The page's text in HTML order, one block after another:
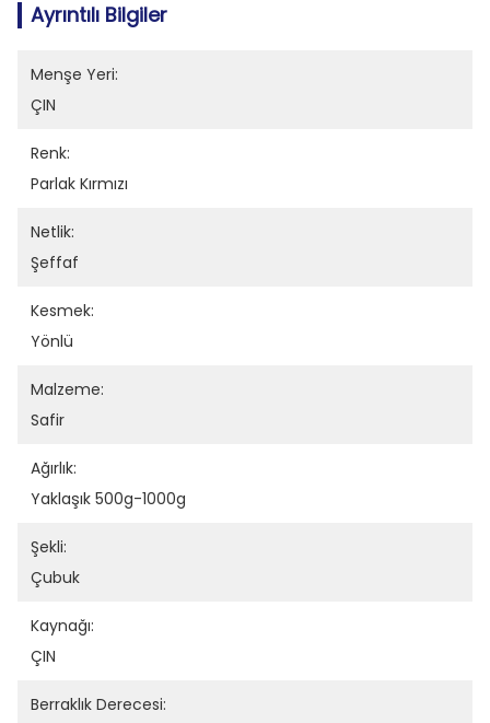
Ayrıntılı Bilgiler
Menşe Yeri:
ÇIN
Renk:
Parlak Kırmızı
Netlik:
Şeffaf
Kesmek:
Yönlü
Malzeme:
Safir
Ağırlık:
Yaklaşık 500g-1000g
Şekli:
Çubuk
Kaynağı:
ÇIN
Berraklık Derecesi: